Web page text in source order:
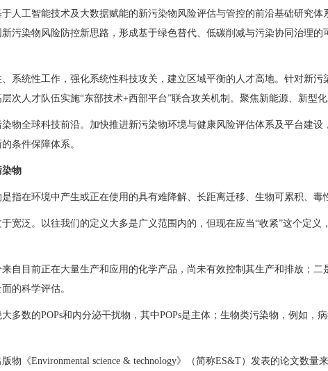
人工智能技术及大数据赋能的新污染物风险评估与管控的前沿基础研究
污染物风险防控新思路，形成基于绿色替代、低碳削减与污染协同治理
系统性工作，强化系统性科技攻关，建立区域平衡的人才高地。针对新
次人才队伍实施“东部技术+西部平台”联合攻关机制。聚焦新能源、新型
物全球科技前沿。加快推进新污染物环境与健康风险评估体系及平台建
条件保障体系。
染物
在环境中产生或正在使用的具有难降解、长距离迁移、生物可累积、毒
宽泛。以往我们的定义大多是广义范围内的，但现在应当“收紧”这个定
自目前正在大量生产和应用的化学产品，尚未有效控制其生产和排放；
的科学评估。
多数的POPs和内分泌干扰物，其中POPs是主体；生物类污染物，例如
物《Environmental science & technology》（简称ES&T）发表的论文数